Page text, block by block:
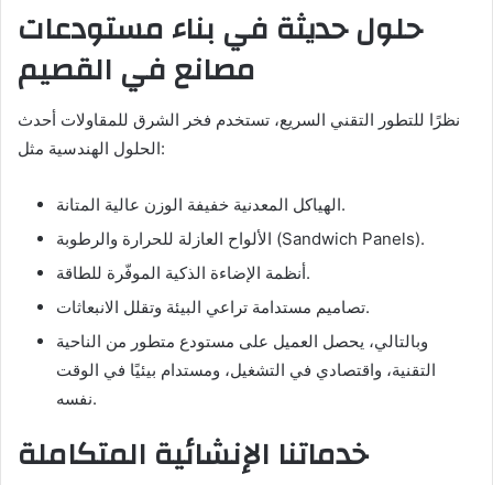
حلول حديثة في بناء مستودعات
مصانع في القصيم
نظرًا للتطور التقني السريع، تستخدم فخر الشرق للمقاولات أحدث
الحلول الهندسية مثل:
الهياكل المعدنية خفيفة الوزن عالية المتانة.
الألواح العازلة للحرارة والرطوبة (Sandwich Panels).
أنظمة الإضاءة الذكية الموفّرة للطاقة.
تصاميم مستدامة تراعي البيئة وتقلل الانبعاثات.
وبالتالي، يحصل العميل على مستودع متطور من الناحية
التقنية، واقتصادي في التشغيل، ومستدام بيئيًا في الوقت
نفسه.
خدماتنا الإنشائية المتكاملة